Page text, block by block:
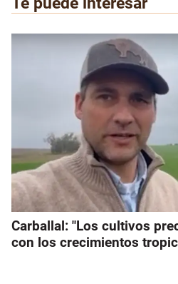
Carballal: "Los cultivos
con los crecimientos